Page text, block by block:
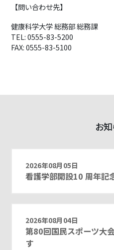
【問い合わせ先】
健康科学大学 総務部 総務課
TEL: 0555-83-5200
FAX: 0555-83-5100
お
2026年08月05日
看護学部開設10 周年記
2026年08月04日
第80回国民スポーツ大
す